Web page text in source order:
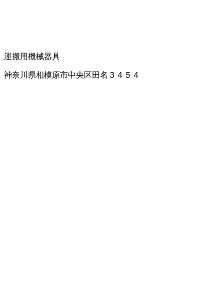
運搬用機械器具
神奈川県相模原市中央区田名３４５４